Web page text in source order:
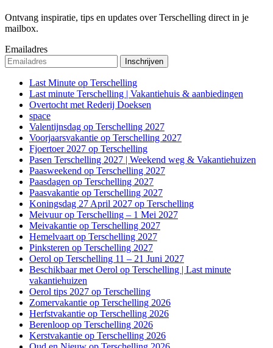
Ontvang inspiratie, tips en updates over Terschelling direct in je
mailbox.
Emailadres
Last Minute op Terschelling
Last minute Terschelling | Vakantiehuis & aanbiedingen
Overtocht met Rederij Doeksen
space
Valentijnsdag op Terschelling 2027
Voorjaarsvakantie op Terschelling 2027
Fjoertoer 2027 op Terschelling
Pasen Terschelling 2027 | Weekend weg & Vakantiehuizen
Paasweekend op Terschelling 2027
Paasdagen op Terschelling 2027
Paasvakantie op Terschelling 2027
Koningsdag 27 April 2027 op Terschelling
Meivuur op Terschelling – 1 Mei 2027
Meivakantie op Terschelling 2027
Hemelvaart op Terschelling 2027
Pinksteren op Terschelling 2027
Oerol op Terschelling 11 – 21 Juni 2027
Beschikbaar met Oerol op Terschelling | Last minute
vakantiehuizen
Oerol tips 2027 op Terschelling
Zomervakantie op Terschelling 2026
Herfstvakantie op Terschelling 2026
Berenloop op Terschelling 2026
Kerstvakantie op Terschelling 2026